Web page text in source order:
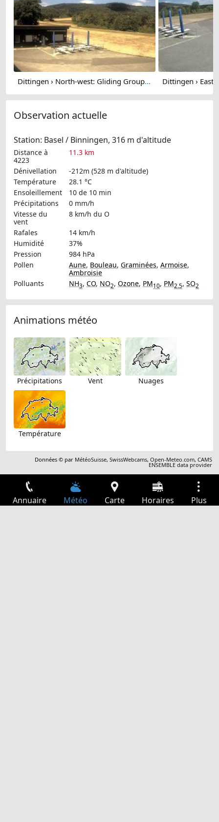
Dittingen › North-west: Gliding Group Dittingen - Feuerstelle Flugplatz Dittingen
Observation actuelle
Station: Basel / Binningen, 316 m d'altitude
Distance à
4223
11.3 km
Dénivellation
-212m (528 m d'altitude)
Température
28.1 °C
Ensoleillement
10 de 10 min
Précipitations
0 mm/h
Vitesse du
vent
8 km/h du O
Rafales
14 km/h
Humidité
37%
Pression
984 hPa
Pollen
Aune, Bouleau, Graminées, Armoise,
Ambroisie
Polluants
NH3, CO, NO2, Ozone, PM10, PM2.5, SO2
Animations météo
Précipitations Vent Nuages
Température
Données © par MétéoSuisse,SwissWebcams,Open-Meteo.com,CAMS
ENSEMBLE data provider
Annuaire Météo Carte Horaires Plus